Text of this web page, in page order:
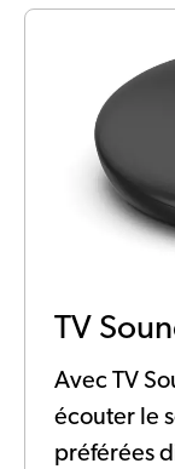
TV
Avec TV
écouter le
préférées